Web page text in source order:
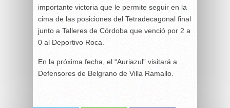
importante victoria que le permite seguir en la
cima de las posiciones del Tetradecagonal final
junto a Talleres de Córdoba que venció por 2 a
0 al Deportivo Roca.
En la próxima fecha, el “Auriazul” visitará a
Defensores de Belgrano de Villa Ramallo.